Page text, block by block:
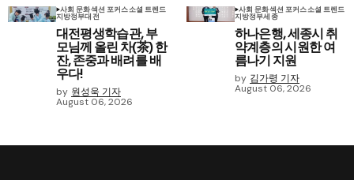
사회 문화섹션 포커스소셜 트렌드
지방정부대전
대전평생학습관, 부
모님께 올린 차(茶) 한
잔, 존중과 배려를 배
우다!
by 원성욱 기자
August 06, 2026
사회 문화섹션 포커스소셜 트렌드
지방정부세종
하나은행, 세종시 취
약계층의 시원한 여
름나기 지원
by 김가령 기자
August 06, 2026